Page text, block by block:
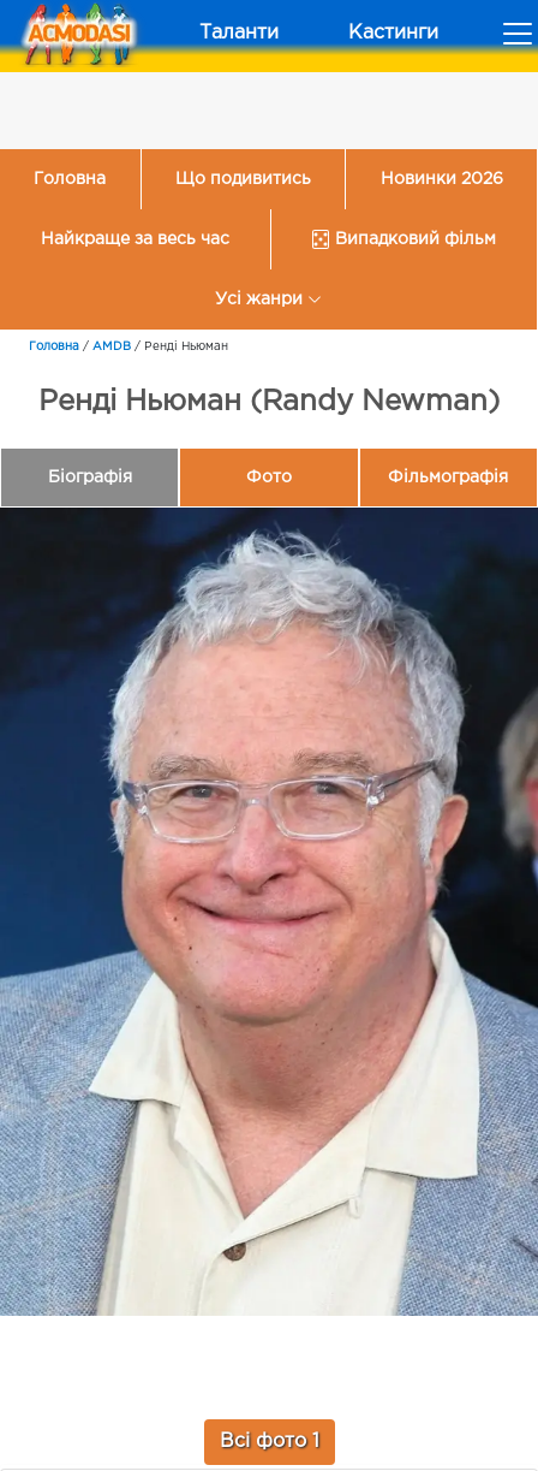
Таланти Кастинги
Головна Що подивитись Новинки 2026
Найкраще за весь час Випадковий фільм
Усі жанри
Головна / AMDB / Ренді Ньюман
Ренді Ньюман (Randy Newman)
Біографія Фото Фільмографія
Всі фото 1